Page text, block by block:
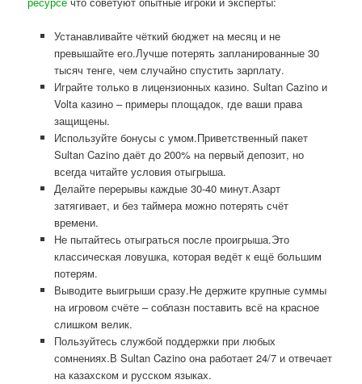
Устанавливайте чёткий бюджет на месяц и не
превышайте его.Лучше потерять запланированные 30
тысяч тенге, чем случайно спустить зарплату.
Играйте только в лицензионных казино. Sultan Cazino и
Volta казино – примеры площадок, где ваши права
защищены.
Используйте бонусы с умом.Приветственный пакет
Sultan Cazino даёт до 200% на первый депозит, но
всегда читайте условия отыгрыша.
Делайте перерывы каждые 30-40 минут.Азарт
затягивает, и без таймера можно потерять счёт
времени.
Не пытайтесь отыграться после проигрыша.Это
классическая ловушка, которая ведёт к ещё большим
потерям.
Выводите выигрыши сразу.Не держите крупные суммы
на игровом счёте – соблазн поставить всё на красное
слишком велик.
Пользуйтесь службой поддержки при любых
сомнениях.В Sultan Cazino она работает 24/7 и отвечает
на казахском и русском языках.